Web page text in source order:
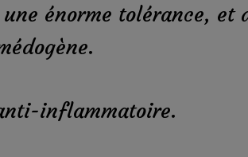
énorme tolérance, et
inflammatoire.